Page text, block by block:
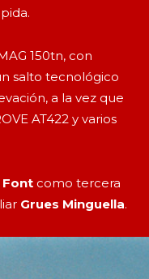
150tn, con
salto tecnológico
a la vez que
AT422 y varios
Fontcomo tercera
Grues Minguella.